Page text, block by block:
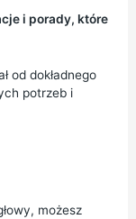
i porady, które
od dokładnego
potrzeb i
możesz